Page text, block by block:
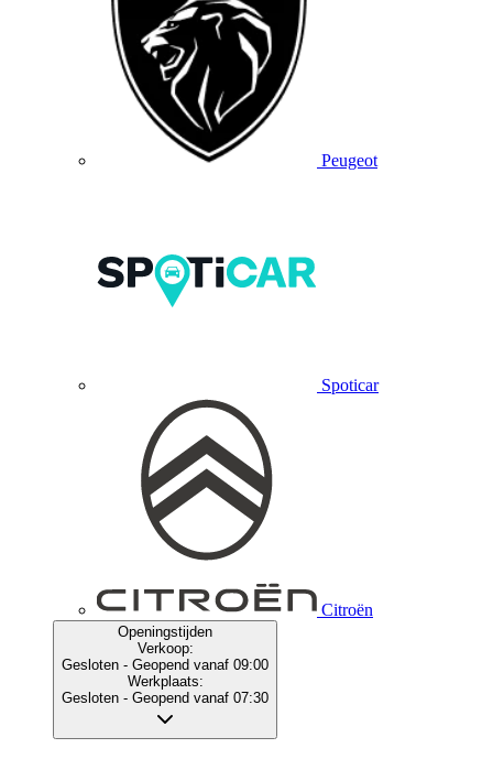
Peugeot
Spoticar
Citroën
Openingstijden
Verkoop:
Gesloten - Geopend vanaf 09:00
Werkplaats:
Gesloten - Geopend vanaf 07:30